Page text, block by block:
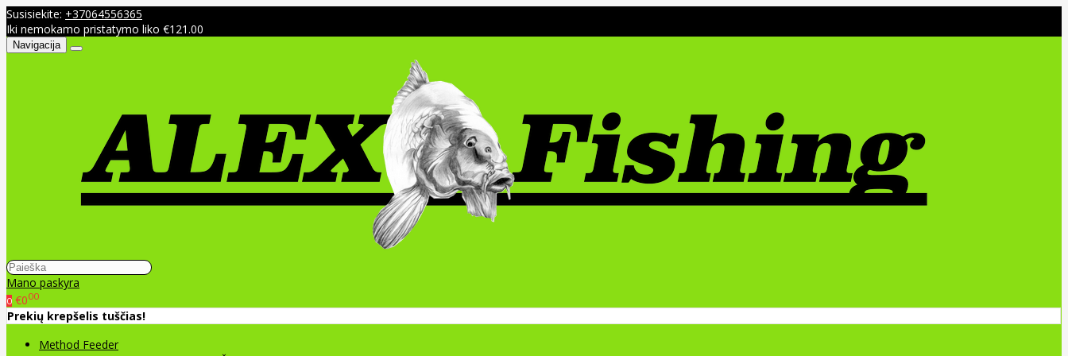
Susisiekite: +37064556365
Iki nemokamo pristatymo liko €121.00
Navigacija
Mano paskyra
0 €000
Prekių krepšelis tuščias!
Method Feeder